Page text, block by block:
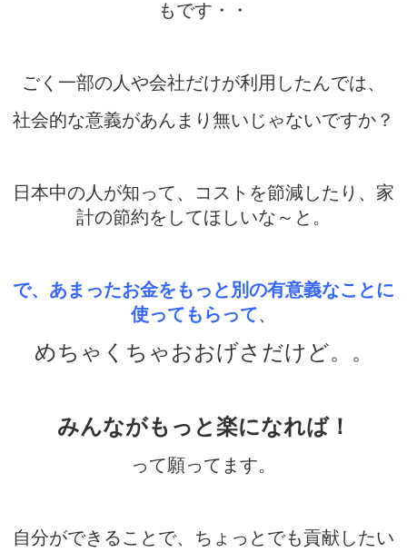
もです・・
ごく一部の人や会社だけが利用したんでは、
社会的な意義があんまり無いじゃないですか？
日本中の人が知って、コストを節減したり、家
計の節約をしてほしいな～と。
で、あまったお金をもっと別の有意義なことに
使ってもらって、
めちゃくちゃおおげさだけど。。
みんながもっと楽になれば！
って願ってます。
自分ができることで、ちょっとでも貢献したい